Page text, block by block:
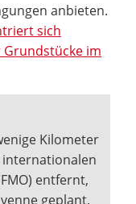
anbieten.
sich
im
Kilometer
entfernt,
geplant.